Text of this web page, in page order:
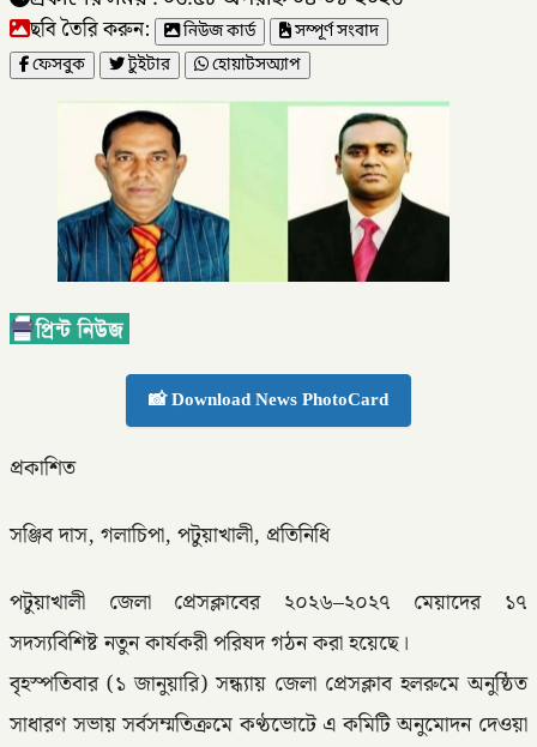
ছবি তৈরি করুন: নিউজ কার্ড
সম্পূর্ণ সংবাদ
ফেসবুক
টুইটার হোয়াটসঅ্যাপ
📸 Download News PhotoCard
প্রকাশিত
সঞ্জিব দাস, গলাচিপা, পটুয়াখালী, প্রতিনিধি
পটুয়াখালী জেলা প্রেসক্লাবের ২০২৬–২০২৭ মেয়াদের ১৭
সদস্যবিশিষ্ট নতুন কার্যকরী পরিষদ গঠন করা হয়েছে।
বৃহস্পতিবার (১ জানুয়ারি) সন্ধ্যায় জেলা প্রেসক্লাব হলরুমে অনুষ্ঠিত
সাধারণ সভায় সর্বসম্মতিক্রমে কণ্ঠভোটে এ কমিটি অনুমোদন দেওয়া